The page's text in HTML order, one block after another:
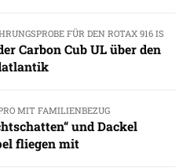
FÜR DEN ROTAX 916 IS
Carbon Cub UL über den
MIT FAMILIENBEZUG
und Dackel
fliegen mit